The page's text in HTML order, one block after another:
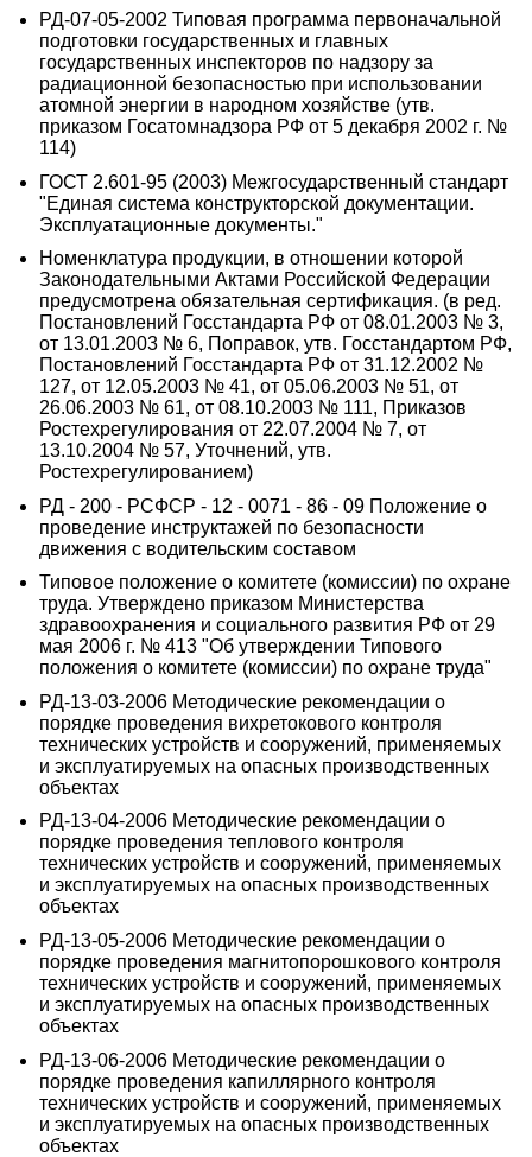
РД-07-05-2002 Типовая программа первоначальной
подготовки государственных и главных
государственных инспекторов по надзору за
радиационной безопасностью при использовании
атомной энергии в народном хозяйстве (утв.
приказом Госатомнадзора РФ от 5 декабря 2002 г. №
114)
ГОСТ 2.601-95 (2003) Межгосударственный стандарт
"Единая система конструкторской документации.
Эксплуатационные документы."
Номенклатура продукции, в отношении которой
Законодательными Актами Российской Федерации
предусмотрена обязательная сертификация. (в ред.
Постановлений Госстандарта РФ от 08.01.2003 № 3,
от 13.01.2003 № 6, Поправок, утв. Госстандартом РФ,
Постановлений Госстандарта РФ от 31.12.2002 №
127, от 12.05.2003 № 41, от 05.06.2003 № 51, от
26.06.2003 № 61, от 08.10.2003 № 111, Приказов
Ростехрегулирования от 22.07.2004 № 7, от
13.10.2004 № 57, Уточнений, утв.
Ростехрегулированием)
РД - 200 - РСФСР - 12 - 0071 - 86 - 09 Положение о
проведение инструктажей по безопасности
движения с водительским составом
Типовое положение о комитете (комиссии) по охране
труда. Утверждено приказом Министерства
здравоохранения и социального развития РФ от 29
мая 2006 г. № 413 "Об утверждении Типового
положения о комитете (комиссии) по охране труда"
РД-13-03-2006 Методические рекомендации о
порядке проведения вихретокового контроля
технических устройств и сооружений, применяемых
и эксплуатируемых на опасных производственных
объектах
РД-13-04-2006 Методические рекомендации о
порядке проведения теплового контроля
технических устройств и сооружений, применяемых
и эксплуатируемых на опасных производственных
объектах
РД-13-05-2006 Методические рекомендации о
порядке проведения магнитопорошкового контроля
технических устройств и сооружений, применяемых
и эксплуатируемых на опасных производственных
объектах
РД-13-06-2006 Методические рекомендации о
порядке проведения капиллярного контроля
технических устройств и сооружений, применяемых
и эксплуатируемых на опасных производственных
объектах